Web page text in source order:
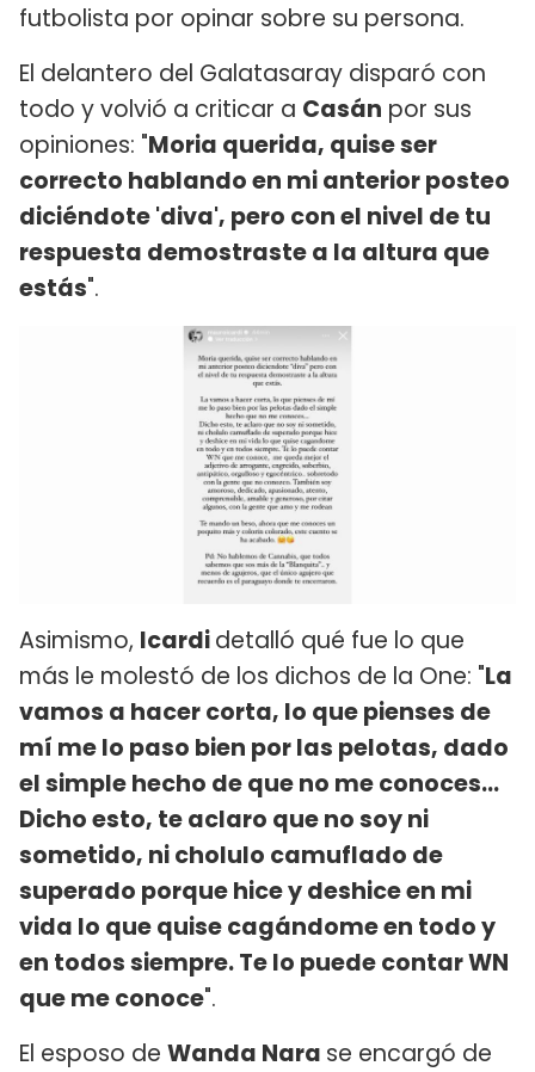
futbolista por opinar sobre su persona.
El delantero del Galatasaray disparó con
todo y volvió a criticar a Casán por sus
opiniones: "Moria querida, quise ser
correcto hablando en mi anterior posteo
diciéndote 'diva', pero con el nivel de tu
respuesta demostraste a la altura que
estás".
Asimismo, Icardidetalló qué fue lo que
más le molestó de los dichos de la One: "La
vamos a hacer corta, lo que pienses de
mí me lo paso bien por las pelotas, dado
el simple hecho de que no me conoces...
Dicho esto, te aclaro que no soy ni
sometido, ni cholulo camuflado de
superado porque hice y deshice en mi
vida lo que quise cagándome en todo y
en todos siempre. Te lo puede contar WN
que me conoce".
El esposo de Wanda Nara se encargó de